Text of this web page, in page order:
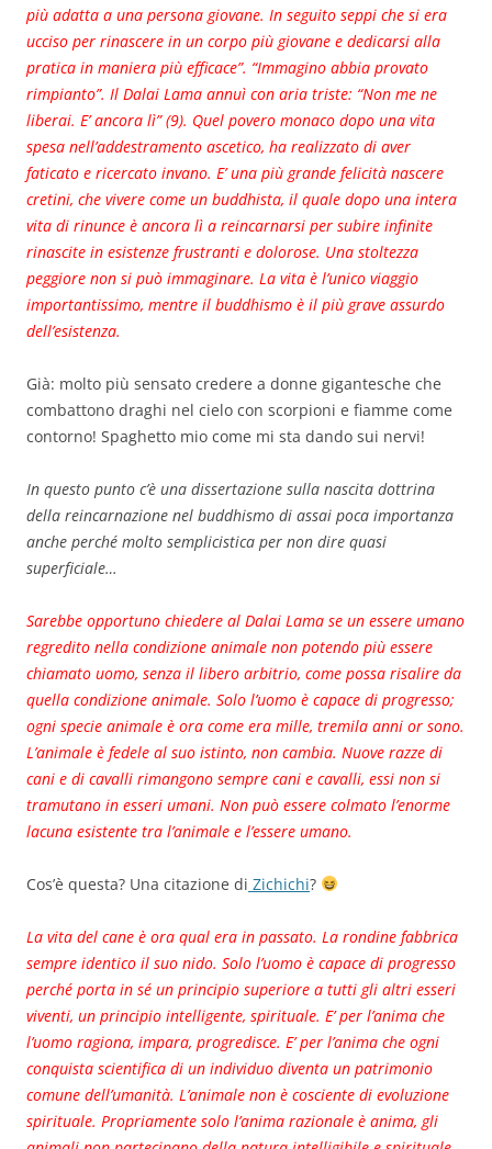
più adatta a una persona giovane. In seguito seppi che si era
ucciso per rinascere in un corpo più giovane e dedicarsi alla
pratica in maniera più efficace”. “Immagino abbia provato
rimpianto”. Il Dalai Lama annuì con aria triste: “Non me ne
liberai. E’ ancora lì” (9). Quel povero monaco dopo una vita
spesa nell’addestramento ascetico, ha realizzato di aver
faticato e ricercato invano. E’ una più grande felicità nascere
cretini, che vivere come un buddhista, il quale dopo una intera
vita di rinunce è ancora lì a reincarnarsi per subire infinite
rinascite in esistenze frustranti e dolorose. Una stoltezza
peggiore non si può immaginare. La vita è l’unico viaggio
importantissimo, mentre il buddhismo è il più grave assurdo
dell’esistenza.
Già: molto più sensato credere a donne gigantesche che
combattono draghi nel cielo con scorpioni e fiamme come
contorno! Spaghetto mio come mi sta dando sui nervi!
In questo punto c’è una dissertazione sulla nascita dottrina
della reincarnazione nel buddhismo di assai poca importanza
anche perché molto semplicistica per non dire quasi
superficiale…
Sarebbe opportuno chiedere al Dalai Lama se un essere umano
regredito nella condizione animale non potendo più essere
chiamato uomo, senza il libero arbitrio, come possa risalire da
quella condizione animale. Solo l’uomo è capace di progresso;
ogni specie animale è ora come era mille, tremila anni or sono.
L’animale è fedele al suo istinto, non cambia. Nuove razze di
cani e di cavalli rimangono sempre cani e cavalli, essi non si
tramutano in esseri umani. Non può essere colmato l’enorme
lacuna esistente tra l’animale e l’essere umano.
Cos’è questa? Una citazione di Zichichi?
La vita del cane è ora qual era in passato. La rondine fabbrica
sempre identico il suo nido. Solo l’uomo è capace di progresso
perché porta in sé un principio superiore a tutti gli altri esseri
viventi, un principio intelligente, spirituale. E’ per l’anima che
l’uomo ragiona, impara, progredisce. E’ per l’anima che ogni
conquista scientifica di un individuo diventa un patrimonio
comune dell’umanità. L’animale non è cosciente di evoluzione
spirituale. Propriamente solo l’anima razionale è anima, gli